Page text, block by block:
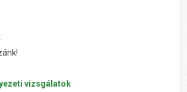
vizsgálatok